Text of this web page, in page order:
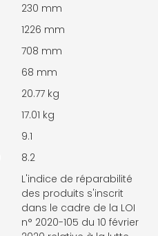
230 mm
1226 mm
708 mm
68 mm
20.77 kg
17.01 kg
9.1
8.2
L'indice de réparabilité
des produits s'inscrit
dans le cadre de la LOI
n° 2020-105 du 10 février